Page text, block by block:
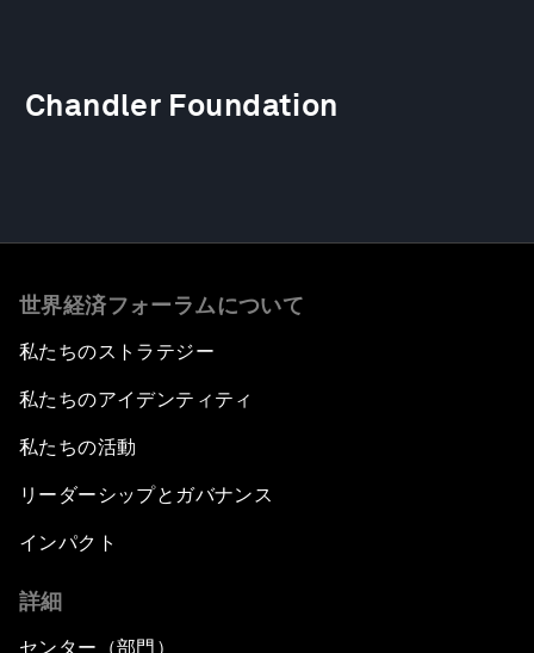
Chandler Foundation
世界経済フォーラムについて
私たちのストラテジー
私たちのアイデンティティ
私たちの活動
リーダーシップとガバナンス
インパクト
詳細
センター（部門）